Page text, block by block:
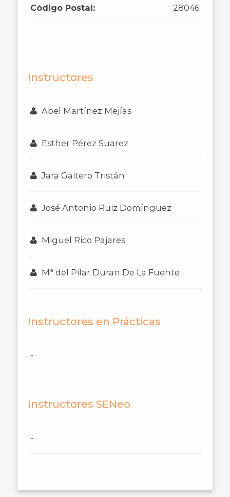
Código Postal: 28046
Instructores
Abel Martínez Mejías
Esther Pérez Suarez
Jara Gaitero Tristán
José Antonio Ruiz Domínguez
Miguel Rico Pajares
Mª del Pilar Duran De La Fuente
Instructores en Prácticas
-
Instructores SENeo
-